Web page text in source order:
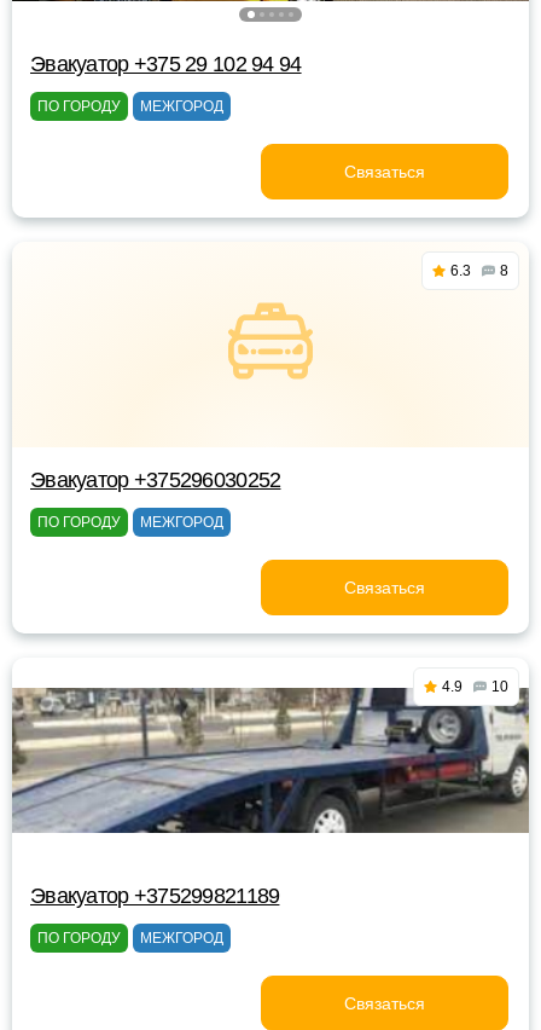
Эвакуатор +375 29 102 94 94
ПО ГОРОДУ МЕЖГОРОД
Связаться
6.3 8
Эвакуатор +375296030252
ПО ГОРОДУ МЕЖГОРОД
Связаться
4.9 10
Эвакуатор +375299821189
ПО ГОРОДУ МЕЖГОРОД
Связаться